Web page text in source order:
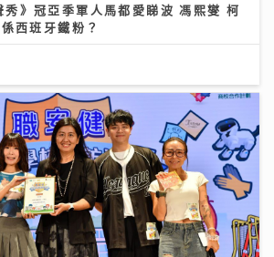
秀》冠亞季軍人馬都愛睇波 馮熙燮 柯
西班牙鐵粉？